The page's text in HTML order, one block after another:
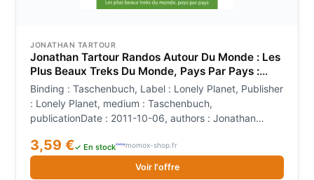
JONATHAN TARTOUR
Jonathan Tartour Randos Autour Du Monde : Les
Plus Beaux Treks Du Monde, Pays Par Pays :
Idées De Destinations, Itinéraires, Conseils
Pratiques
Binding : Taschenbuch, Label : Lonely Planet, Publisher
: Lonely Planet, medium : Taschenbuch,
publicationDate : 2011-10-06, authors : Jonathan
3,59 €✓ En stock momox-shop.fr
Voir l'offre